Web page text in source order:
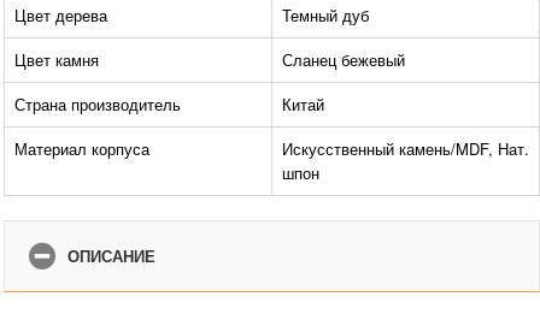
Цвет дерева
Темный дуб
Цвет камня
Сланец бежевый
Страна производитель
Китай
Материал корпуса
Искусственный камень/MDF, Нат.
шпон
ОПИСАНИЕ